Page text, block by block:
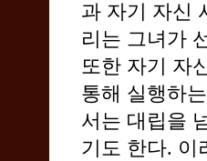
과 자기 자신
리는 그녀가
또한 자기 자
통해 실행하
서는 대립을
기도 한다. 이